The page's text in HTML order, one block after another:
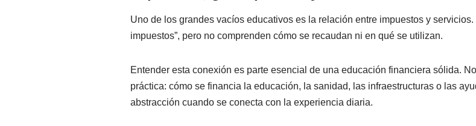
Uno de los grandes vacíos educativos es la relación entre impuestos y
impuestos”, pero no comprenden cómo se recaudan ni en qué se utilizan.
Entender esta conexión es parte esencial de una educación financiera sólida.
práctica: cómo se financia la educación, la sanidad, las infraestructuras o las
abstracción cuando se conecta con la experiencia diaria.